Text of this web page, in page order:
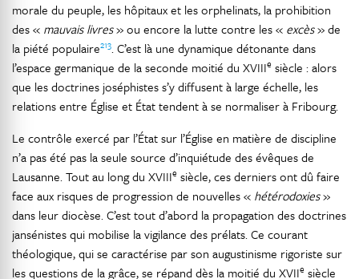
morale du peuple, les hôpitaux et les orphelinats, la prohibition
des « mauvais livres» ou encore la lutte contre les « excès» de
la piété populaire213. C’est là une dynamique détonante dans
l’espace germanique de la seconde moitié du XVIIIe siècle : alors
que les doctrines joséphistes s’y diffusent à large échelle, les
relations entre Église et État tendent à se normaliser à Fribourg.
Le contrôle exercé par l’État sur l’Église en matière de discipline
n’a pas été pas la seule source d’inquiétude des évêques de
Lausanne. Tout au long du XVIIIe siècle, ces derniers ont dû faire
face aux risques de progression de nouvelles « hétérodoxies»
dans leur diocèse. C’est tout d’abord la propagation des doctrines
jansénistes qui mobilise la vigilance des prélats. Ce courant
théologique, qui se caractérise par son augustinisme rigoriste sur
les questions de la grâce, se répand dès la moitié du XVIIe siècle